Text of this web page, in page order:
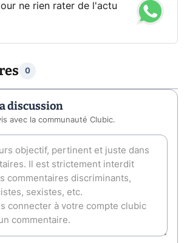
ne rien rater de l'actu
0
discussion
avec la communauté Clubic.